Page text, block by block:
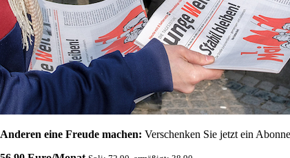
Anderen eine Freude machen: Verschenken Sie jetzt ein